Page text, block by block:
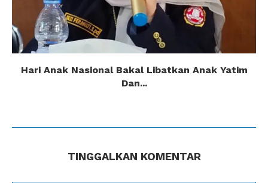
Hari Anak Nasional Bakal Libatkan Anak Yatim
Dan...
TINGGALKAN KOMENTAR